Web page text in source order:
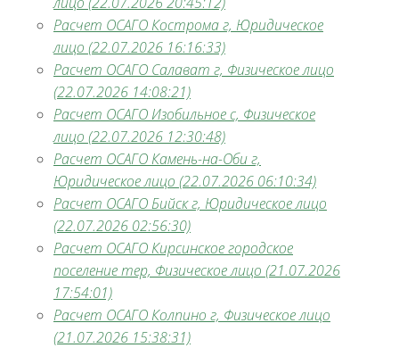
Расчет ОСАГО Кострома г, Юридическое
лицо (22.07.2026 16:16:33)
Расчет ОСАГО Салават г, Физическое лицо
(22.07.2026 14:08:21)
Расчет ОСАГО Изобильное с, Физическое
лицо (22.07.2026 12:30:48)
Расчет ОСАГО Камень-на-Оби г,
Юридическое лицо (22.07.2026 06:10:34)
Расчет ОСАГО Бийск г, Юридическое лицо
(22.07.2026 02:56:30)
Расчет ОСАГО Кирсинское городское
поселение тер, Физическое лицо (21.07.2026
17:54:01)
Расчет ОСАГО Колпино г, Физическое лицо
(21.07.2026 15:38:31)